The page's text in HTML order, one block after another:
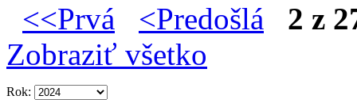
<<Prvá <Predošlá
2 z
Zobraziť všetko
Rok: